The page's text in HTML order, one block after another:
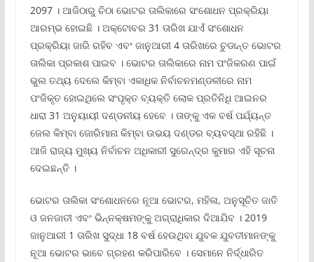
2097 । ଆଜିଠାରୁ ଚିଠା ଭୋଟର ତାଲିକାରେ ସଂଶୋଧନ ପ୍ରକ୍ରିୟା
ଆରମ୍ଭ ହୋଇଛି । ଅକ୍ଟୋବର 31 ତାରିଖ ଯାଏଁ ସଂଶୋଧନ
ପ୍ରକ୍ରିୟା ଜାରି ରହିବ ଏବଂ ଜାନୁଆରୀ 4 ତାରିଖରେ ଚୁଡାନ୍ତ ଭୋଟର
ତାଲିକା ପ୍ରକାଶ ପାଇବ । ଭୋଟର ତାଲିକାରେ ନାମ ପଂଜିକରଣ ପାଇଁ
ଭୁଲ ତଥ୍ୟ ଦେଲେ କିମ୍ବା ଏକାଧିକ ନିର୍ବାଚନମଣ୍ଡଳୀରେ ନାମ
ପଂଜିକୃତ ହୋଇଥିଲେ ସଂପୃକ୍ତ ବ୍ୟକ୍ତି ଲୋକ ପ୍ରତିନିଧି ଆଇନର
ଧାରା 31 ଅନୁୟାୟୀ ଦଣ୍ଡନୀୟ ହେବେ । ତାଙ୍କୁ ଏକ ବର୍ଷ ପର୍ଯ୍ୟନ୍ତ
ଜେଲ କିମ୍ବା ଜୋରିମାନା କିମ୍ବା ଉଭୟ ଦଣ୍ଡର ବ୍ୟବସ୍ଥା ରହିଛି ।
ଆଜି ରାଜ୍ୟ ମୁଖ୍ୟ ନିର୍ବାଚନ ଅଧିକାରୀ ସୁରେନ୍ଦ୍ର କୁମାର ଏହି ସୂଚନା
ଦେଇଛନ୍ତି ।
ଭୋଟର ତାଲିକା ସଂଶୋଧନରେ ନୂଆ ଭୋଟର, ମହିଳା, ଅନୁସୂଚିତ ଜାତି
ଓ ଜନଜାତୀ ଏବଂ ଭିନ୍ନକ୍ଷମଙ୍କୁ ଅଗ୍ରାଧିକାର ଦିଆଯିବ । 2019
ଜାନୁଆରୀ 1 ତାରିଖ ସୁଦ୍ଧା 18 ବର୍ଷ ହେଉଥିବା ଯୁବକ ଯୁବତୀମାନଙ୍କୁ
ନୂଆ ଭୋଟର ଭାବେ ଗ୍ରହଣ କରିପାରିବେ । ସେମାନେ ନିର୍ଦ୍ଧାରିତ